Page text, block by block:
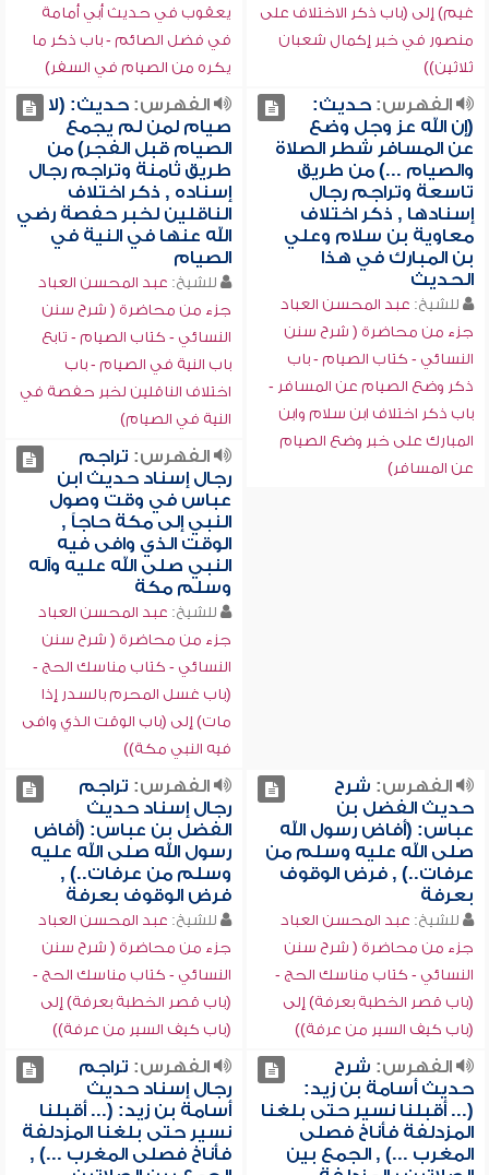
غيم) إلى (باب ذكر الاختلاف على
منصور في خبر إكمال شعبان
ثلاثين))
يعقوب في حديث أبي أمامة
في فضل الصائم - باب ذكر ما
يكره من الصيام في السفر)
الفهرس:حديث:
(إن الله عز وجل وضع
عن المسافر شطر الصلاة
والصيام ...) من طريق
تاسعة وتراجم رجال
إسنادها , ذكر اختلاف
معاوية بن سلام وعلي
بن المبارك في هذا
الحديث
للشيخ: عبد المحسن العباد
جزء من محاضرة ( شرح سنن
النسائي - كتاب الصيام - باب
ذكر وضع الصيام عن المسافر -
باب ذكر اختلاف ابن سلام وابن
المبارك على خبر وضع الصيام
عن المسافر)
الفهرس:حديث: (لا
صيام لمن لم يجمع
الصيام قبل الفجر) من
طريق ثامنة وتراجم رجال
إسناده , ذكر اختلاف
الناقلين لخبر حفصة رضي
الله عنها في النية في
الصيام
للشيخ: عبد المحسن العباد
جزء من محاضرة ( شرح سنن
النسائي - كتاب الصيام - تابع
باب النية في الصيام - باب
اختلاف الناقلين لخبر حفصة في
النية في الصيام)
الفهرس: تراجم
رجال إسناد حديث ابن
عباس في وقت وصول
النبي إلى مكة حاجاً ,
الوقت الذي وافى فيه
النبي صلى الله عليه وآله
وسلم مكة
للشيخ: عبد المحسن العباد
جزء من محاضرة ( شرح سنن
النسائي - كتاب مناسك الحج -
(باب غسل المحرم بالسدر إذا
مات) إلى (باب الوقت الذي وافى
فيه النبي مكة))
الفهرس: شرح
حديث الفضل بن
عباس: (أفاض رسول الله
صلى الله عليه وسلم من
عرفات..) , فرض الوقوف
بعرفة
للشيخ: عبد المحسن العباد
جزء من محاضرة ( شرح سنن
النسائي - كتاب مناسك الحج -
(باب قصر الخطبة بعرفة) إلى
(باب كيف السير من عرفة))
الفهرس: تراجم
رجال إسناد حديث
الفضل بن عباس: (أفاض
رسول الله صلى الله عليه
وسلم من عرفات..) ,
فرض الوقوف بعرفة
للشيخ: عبد المحسن العباد
جزء من محاضرة ( شرح سنن
النسائي - كتاب مناسك الحج -
(باب قصر الخطبة بعرفة) إلى
(باب كيف السير من عرفة))
الفهرس: شرح
حديث أسامة بن زيد:
(... أقبلنا نسير حتى بلغنا
المزدلفة فأناخ فصلى
المغرب ...) , الجمع بين
الفهرس: تراجم
رجال إسناد حديث
أسامة بن زيد: (... أقبلنا
نسير حتى بلغنا المزدلفة
فأناخ فصلى المغرب ...) ,